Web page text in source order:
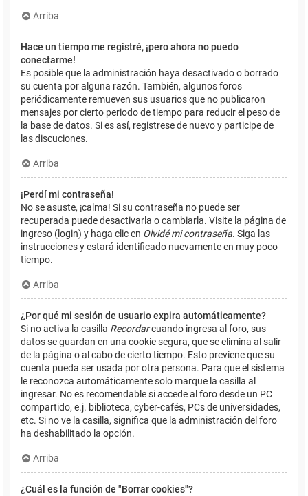
Arriba
Hace un tiempo me registré, ¡pero ahora no puedo
conectarme!
Es posible que la administración haya desactivado o borrado
su cuenta por alguna razón. También, algunos foros
periódicamente remueven sus usuarios que no publicaron
mensajes por cierto periodo de tiempo para reducir el peso de
la base de datos. Si es así, registrese de nuevo y participe de
las discuciones.
Arriba
¡Perdí mi contraseña!
No se asuste, ¡calma! Si su contraseña no puede ser
recuperada puede desactivarla o cambiarla. Visite la página de
ingreso (login) y haga clic en Olvidé mi contraseña. Siga las
instrucciones y estará identificado nuevamente en muy poco
tiempo.
Arriba
¿Por qué mi sesión de usuario expira automáticamente?
Si no activa la casilla Recordarcuando ingresa al foro, sus
datos se guardan en una cookie segura, que se elimina al salir
de la página o al cabo de cierto tiempo. Esto previene que su
cuenta pueda ser usada por otra persona. Para que el sistema
le reconozca automáticamente solo marque la casilla al
ingresar. No es recomendable si accede al foro desde un PC
compartido, e.j. biblioteca, cyber-cafés, PCs de universidades,
etc. Si no ve la casilla, significa que la administración del foro
ha deshabilitado la opción.
Arriba
¿Cuál es la función de "Borrar cookies"?